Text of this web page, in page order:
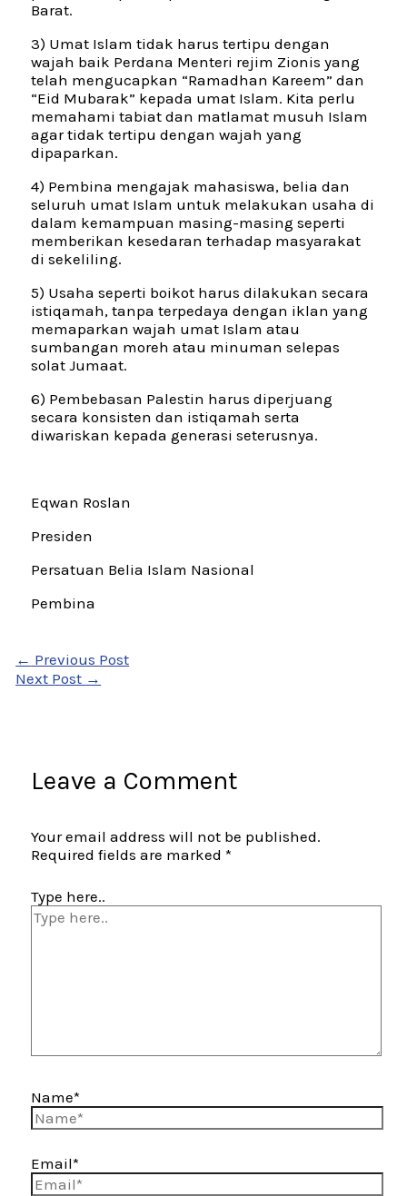
Barat.
3) Umat Islam tidak harus tertipu dengan
wajah baik Perdana Menteri rejim Zionis yang
telah mengucapkan “Ramadhan Kareem” dan
“Eid Mubarak” kepada umat Islam. Kita perlu
memahami tabiat dan matlamat musuh Islam
agar tidak tertipu dengan wajah yang
dipaparkan.
4) Pembina mengajak mahasiswa, belia dan
seluruh umat Islam untuk melakukan usaha di
dalam kemampuan masing-masing seperti
memberikan kesedaran terhadap masyarakat
di sekeliling.
5) Usaha seperti boikot harus dilakukan secara
istiqamah, tanpa terpedaya dengan iklan yang
memaparkan wajah umat Islam atau
sumbangan moreh atau minuman selepas
solat Jumaat.
6) Pembebasan Palestin harus diperjuang
secara konsisten dan istiqamah serta
diwariskan kepada generasi seterusnya.
Eqwan Roslan
Presiden
Persatuan Belia Islam Nasional
Pembina
← Previous Post
Next Post →
Leave a Comment
Your email address will not be published.
Required fields are marked*
Type here..
Name*
Email*